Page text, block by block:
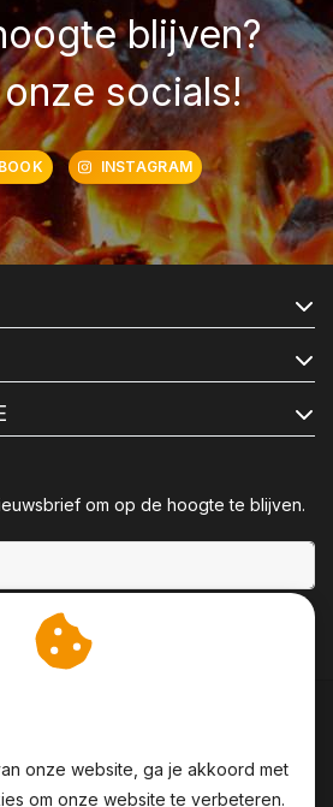
blijven?
socials!
INSTAGRAM
om op de hoogte te blijven.
onze website, ga je akkoord met
om onze website te verbeteren.